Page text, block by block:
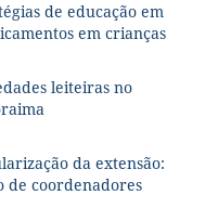
de educação em
em crianças
leiteiras no
da extensão:
de coordenadores